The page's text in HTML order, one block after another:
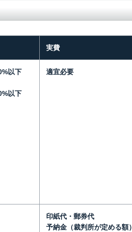
実費
以下
以下
適宜必要
印紙代・郵券代
予納金（裁判所が定める額）